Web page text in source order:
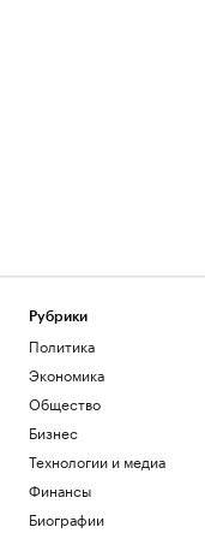
Рубрики
Политика
Экономика
Общество
Бизнес
Технологии и медиа
Финансы
Биографии